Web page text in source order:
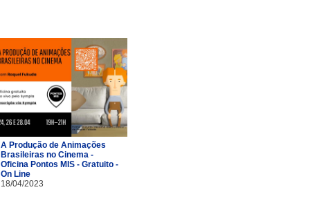
A Produção de Animações
Brasileiras no Cinema -
Oficina Pontos MIS - Gratuito -
On Line
18/04/2023